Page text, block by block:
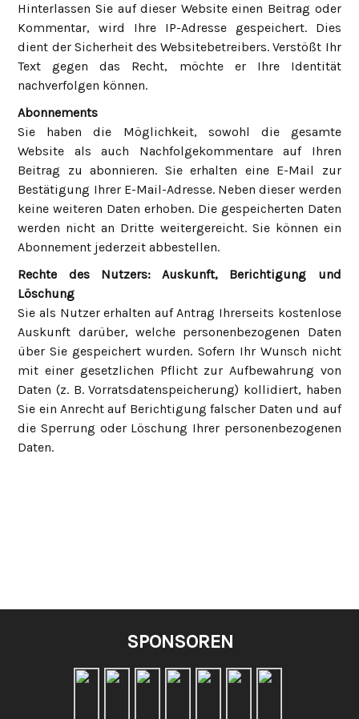
Hinterlassen Sie auf dieser Website einen Beitrag oder
Kommentar, wird Ihre IP-Adresse gespeichert. Dies
dient der Sicherheit des Websitebetreibers. Verstößt Ihr
Text gegen das Recht, möchte er Ihre Identität
nachverfolgen können.
Abonnements
Sie haben die Möglichkeit, sowohl die gesamte
Website als auch Nachfolgekommentare auf Ihren
Beitrag zu abonnieren. Sie erhalten eine E-Mail zur
Bestätigung Ihrer E-Mail-Adresse. Neben dieser werden
keine weiteren Daten erhoben. Die gespeicherten Daten
werden nicht an Dritte weitergereicht. Sie können ein
Abonnement jederzeit abbestellen.
Rechte des Nutzers: Auskunft, Berichtigung und
Löschung
Sie als Nutzer erhalten auf Antrag Ihrerseits kostenlose
Auskunft darüber, welche personenbezogenen Daten
über Sie gespeichert wurden. Sofern Ihr Wunsch nicht
mit einer gesetzlichen Pflicht zur Aufbewahrung von
Daten (z. B. Vorratsdatenspeicherung) kollidiert, haben
Sie ein Anrecht auf Berichtigung falscher Daten und auf
die Sperrung oder Löschung Ihrer personenbezogenen
Daten.
SPONSOREN